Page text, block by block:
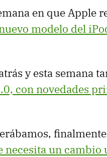
en que Apple
modelo del
y esta semana
con novedades
necesita un cambio